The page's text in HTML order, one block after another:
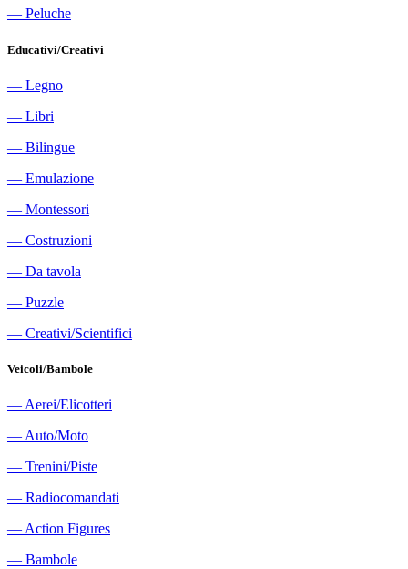
― Peluche
Educativi/Creativi
― Legno
― Libri
― Bilingue
― Emulazione
― Montessori
― Costruzioni
― Da tavola
― Puzzle
― Creativi/Scientifici
Veicoli/Bambole
― Aerei/Elicotteri
― Auto/Moto
― Trenini/Piste
― Radiocomandati
― Action Figures
― Bambole